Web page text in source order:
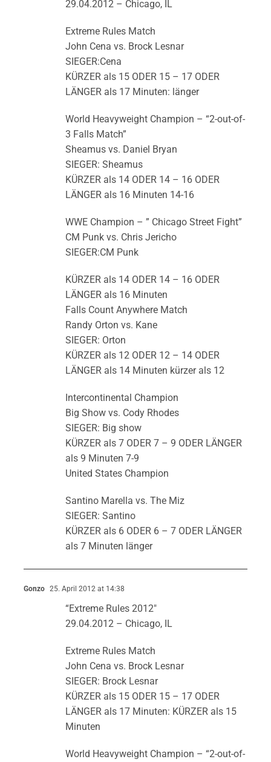
29.04.2012 – Chicago, IL
Extreme Rules Match
John Cena vs. Brock Lesnar
SIEGER:Cena
KÜRZER als 15 ODER 15 – 17 ODER
LÄNGER als 17 Minuten: länger
World Heavyweight Champion – “2-out-of-
3 Falls Match”
Sheamus vs. Daniel Bryan
SIEGER: Sheamus
KÜRZER als 14 ODER 14 – 16 ODER
LÄNGER als 16 Minuten 14-16
WWE Champion – ” Chicago Street Fight”
CM Punk vs. Chris Jericho
SIEGER:CM Punk
KÜRZER als 14 ODER 14 – 16 ODER
LÄNGER als 16 Minuten
Falls Count Anywhere Match
Randy Orton vs. Kane
SIEGER: Orton
KÜRZER als 12 ODER 12 – 14 ODER
LÄNGER als 14 Minuten kürzer als 12
Intercontinental Champion
Big Show vs. Cody Rhodes
SIEGER: Big show
KÜRZER als 7 ODER 7 – 9 ODER LÄNGER
als 9 Minuten 7-9
United States Champion
Santino Marella vs. The Miz
SIEGER: Santino
KÜRZER als 6 ODER 6 – 7 ODER LÄNGER
als 7 Minuten länger
Gonzo 25. April 2012 at 14:38
“Extreme Rules 2012″
29.04.2012 – Chicago, IL
Extreme Rules Match
John Cena vs. Brock Lesnar
SIEGER: Brock Lesnar
KÜRZER als 15 ODER 15 – 17 ODER
LÄNGER als 17 Minuten: KÜRZER als 15
Minuten
World Heavyweight Champion – “2-out-of-